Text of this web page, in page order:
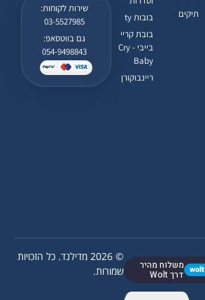
wolt משלוח מהיר
דרך Wolt
© 2026 מדילנד. כל הזכויות
שמורות.
שירות לקוחות:
03-5527985
גם בווטסאפ:
054-9498843
תיקים
בובות ty
בובת קריי
בייבי - Cry
Baby
ריינבוקורן